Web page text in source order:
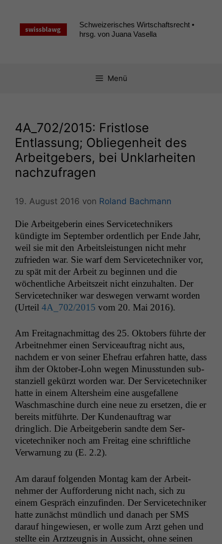
springen
Schweizerisches Wirtschaftsrecht •
hrsg. von Juana Vasella
Menü
4A_702/2015: Fristlose
Entlassung; Obliegenheit des
Arbeitgebers, bei Unklarheiten
nachzufragen
19. August 2016 von Roland Bachmann
Die Arbeit­ge­berin eines Ser­vicetech­nikers
kündigte im Sep­tem­ber ordentlich per Ende Jahr,
weil sie mit den Arbeit­sleis­tun­gen nicht mehr
zufrieden war. Sie warf dem Ser­vicetech­niker vor,
zu spät mit der Arbeit zu begin­nen und die
wöchentliche Arbeit­szeit nicht einzuhal­ten. Der
Ser­vicetech­niker war deswe­gen ver­warnt wor­den
(Urteil 4A_702/2015 vom 20. Mai 2016).
Am Fre­ita­gnach­mit­tag des 25. Okto­bers führte der
Arbeit­nehmer einen Ser­viceauf­trag nicht aus,
nach­dem er von sein­er Ehe­frau erfahren hat­te, dass
ihm der Okto­ber-Lohn wegen Minusstun­den sub­
stanziell gekürzt wor­den war. Der Ser­vicetech­niker
hat­te in einem Alter­sheim eine aus­ge­fal­l­ene
Waschmas­chine durch eine neue zu erset­zen, die er
bere­its mit­führte. Der Kun­de­nauf­trag war
dringlich. Die Arbeit­ge­berin sandte dem Ser­
vicetech­niker noch am Fre­itag eine schriftliche
Ver­war­nung zu (E. 2.2).
Am darauf fol­gen­den Mon­tag kam der Arbeit­
nehmer der Auf­forderung nicht nach, sich zu
einem Gespräch einzufind­en. Der Ser­vicetech­niker
hat­te zunächst mündlich und danach per SMS
darauf hingewiesen, er wolle zum Arzt gehen und
stellte ein Arztzeug­nis in Aus­sicht, ohne seinen